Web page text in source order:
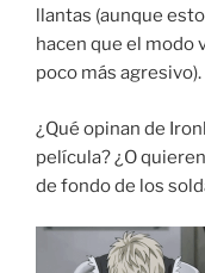
llantas (aunque
hacen que el modo
poco más agresivo).
¿Qué opinan de
película? ¿O
de fondo de los